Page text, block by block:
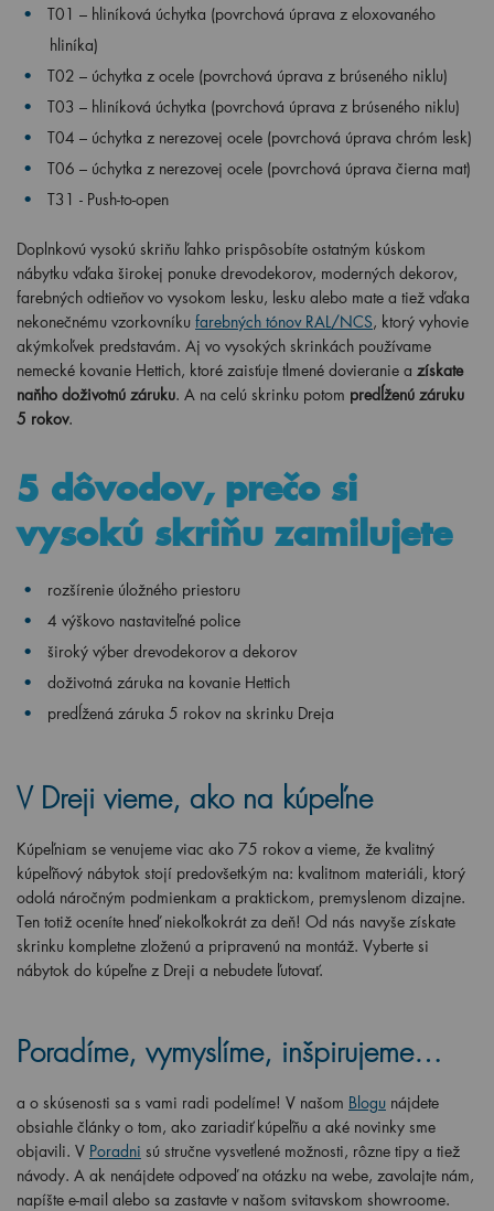
T01 – hliníková úchytka (povrchová úprava z eloxovaného
hliníka)
T02 – úchytka z ocele (povrchová úprava z brúseného niklu)
T03 – hliníková úchytka (povrchová úprava z brúseného niklu)
T04 – úchytka z nerezovej ocele (povrchová úprava chróm lesk)
T06 – úchytka z nerezovej ocele (povrchová úprava čierna mat)
T31 - Push-to-open
Doplnkovú vysokú skriňu ľahko prispôsobíte ostatným kúskom
nábytku vďaka širokej ponuke drevodekorov, moderných dekorov,
farebných odtieňov vo vysokom lesku, lesku alebo mate a tiež vďaka
nekonečnému vzorkovníku farebných tónov RAL/NCS, ktorý vyhovie
akýmkoľvek predstavám. Aj vo vysokých skrinkách používame
nemecké kovanie Hettich, ktoré zaisťuje tlmené dovieranie a získate
naňho doživotnú záruku. A na celú skrinku potom predĺženú záruku
5 rokov.
5 dôvodov, prečo si
vysokú skriňu zamilujete
rozšírenie úložného priestoru
4 výškovo nastaviteľné police
široký výber drevodekorov a dekorov
doživotná záruka na kovanie Hettich
predĺžená záruka 5 rokov na skrinku Dreja
V Dreji vieme, ako na kúpeľne
Kúpeľniam se venujeme viac ako 75 rokov a vieme, že kvalitný
kúpeľňový nábytok stojí predovšetkým na: kvalitnom materiáli, ktorý
odolá náročným podmienkam a praktickom, premyslenom dizajne.
Ten totiž oceníte hneď niekoľkokrát za deň! Od nás navyše získate
skrinku kompletne zloženú a pripravenú na montáž. Vyberte si
nábytok do kúpeľne z Dreji a nebudete ľutovať.
Poradíme, vymyslíme, inšpirujeme…
a o skúsenosti sa s vami radi podelíme! V našom Blogu nájdete
obsiahle články o tom, ako zariadiť kúpeľňu a aké novinky sme
objavili. V Poradni sú stručne vysvetlené možnosti, rôzne tipy a tiež
návody. A ak nenájdete odpoveď na otázku na webe, zavolajte nám,
napíšte e-mail alebo sa zastavte v našom svitavskom showroome.